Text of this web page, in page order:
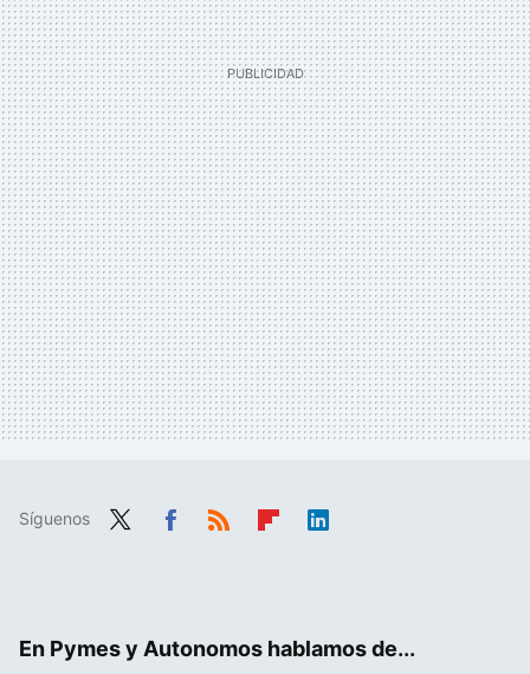
Síguenos
En Pymes y Autonomos hablamos de...